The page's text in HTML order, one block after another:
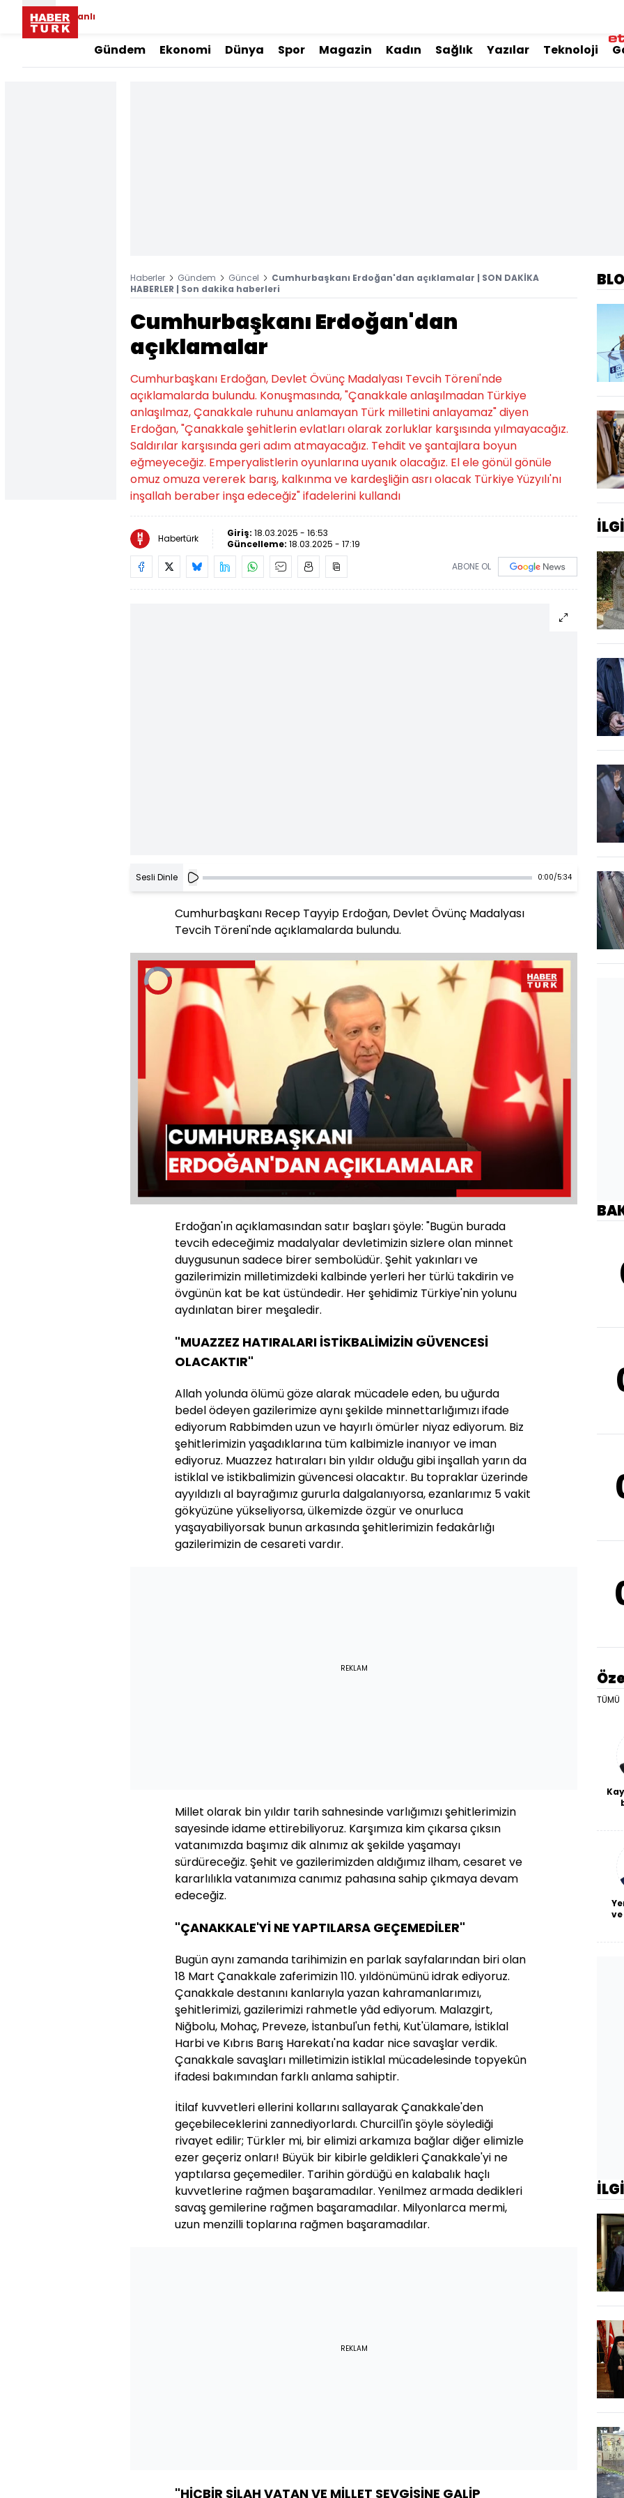
Canlı
Gündem Ekonomi Dünya Spor Magazin Kadın Sağlık Yazılar Teknoloji
Haberler Gündem Güncel
Cumhurbaşkanı Erdoğan'dan açıklamalar | SON DAKİKA
HABERLER | Son dakika haberleri
Cumhurbaşkanı Erdoğan'dan
açıklamalar
Cumhurbaşkanı Erdoğan, Devlet Övünç Madalyası Tevcih Töreni'nde
açıklamalarda bulundu. Konuşmasında, "Çanakkale anlaşılmadan Türkiye
anlaşılmaz, Çanakkale ruhunu anlamayan Türk milletini anlayamaz" diyen
Erdoğan, "Çanakkale şehitlerin evlatları olarak zorluklar karşısında yılmayacağız.
Saldırılar karşısında geri adım atmayacağız. Tehdit ve şantajlara boyun
eğmeyeceğiz. Emperyalistlerin oyunlarına uyanık olacağız. El ele gönül gönüle
omuz omuza vererek barış, kalkınma ve kardeşliğin asrı olacak Türkiye Yüzyılı'nı
inşallah beraber inşa edeceğiz" ifadelerini kullandı
Habertürk Giriş: 18.03.2025 - 16:53
Güncelleme: 18.03.2025 - 17:19
ABONE OL
Sesli Dinle 0:00/5:34
Cumhurbaşkanı Recep Tayyip Erdoğan, Devlet Övünç Madalyası
Tevcih Töreni'nde açıklamalarda bulundu.
Video
Oynatıcısı
Aç
Yüklendi:
Oynatma
Hızı
Erdoğan'ın açıklamasından satır başları şöyle: "Bugün burada
tevcih edeceğimiz madalyalar devletimizin sizlere olan minnet
duygusunun sadece birer sembolüdür. Şehit yakınları ve
gazilerimizin milletimizdeki kalbinde yerleri her türlü takdirin ve
övgünün kat be kat üstündedir. Her şehidimiz Türkiye'nin yolunu
aydınlatan birer meşaledir.
"MUAZZEZ HATIRALARI İSTİKBALİMİZİN GÜVENCESİ
OLACAKTIR"
Allah yolunda ölümü göze alarak mücadele eden, bu uğurda
bedel ödeyen gazilerimize aynı şekilde minnettarlığımızı ifade
ediyorum Rabbimden uzun ve hayırlı ömürler niyaz ediyorum. Biz
şehitlerimizin yaşadıklarına tüm kalbimizle inanıyor ve iman
ediyoruz. Muazzez hatıraları bin yıldır olduğu gibi inşallah yarın da
istiklal ve istikbalimizin güvencesi olacaktır. Bu topraklar üzerinde
ayyıldızlı al bayrağımız gururla dalgalanıyorsa, ezanlarımız 5 vakit
gökyüzüne yükseliyorsa, ülkemizde özgür ve onurluca
yaşayabiliyorsak bunun arkasında şehitlerimizin fedakârlığı
gazilerimizin de cesareti vardır.
REKLAM
Millet olarak bin yıldır tarih sahnesinde varlığımızı şehitlerimizin
sayesinde idame ettirebiliyoruz. Karşımıza kim çıkarsa çıksın
vatanımızda başımız dik alnımız ak şekilde yaşamayı
sürdüreceğiz. Şehit ve gazilerimizden aldığımız ilham, cesaret ve
kararlılıkla vatanımıza canımız pahasına sahip çıkmaya devam
edeceğiz.
"ÇANAKKALE'Yİ NE YAPTILARSA GEÇEMEDİLER"
Bugün aynı zamanda tarihimizin en parlak sayfalarından biri olan
18 Mart Çanakkale zaferimizin 110. yıldönümünü idrak ediyoruz.
Çanakkale destanını kanlarıyla yazan kahramanlarımızı,
şehitlerimizi, gazilerimizi rahmetle yâd ediyorum. Malazgirt,
Niğbolu, Mohaç, Preveze, İstanbul'un fethi, Kut'ülamare, İstiklal
Harbi ve Kıbrıs Barış Harekatı'na kadar nice savaşlar verdik.
Çanakkale savaşları milletimizin istiklal mücadelesinde topyekûn
ifadesi bakımından farklı anlama sahiptir.
İtilaf kuvvetleri ellerini kollarını sallayarak Çanakkale'den
geçebileceklerini zannediyorlardı. Churcill'in şöyle söylediği
rivayet edilir; Türkler mi, bir elimizi arkamıza bağlar diğer elimizle
ezer geçeriz onları! Büyük bir kibirle geldikleri Çanakkale'yi ne
yaptılarsa geçemediler. Tarihin gördüğü en kalabalık haçlı
kuvvetlerine rağmen başaramadılar. Yenilmez armada dedikleri
savaş gemilerine rağmen başaramadılar. Milyonlarca mermi,
uzun menzilli toplarına rağmen başaramadılar.
REKLAM
"HİÇBİR SİLAH VATAN VE MİLLET SEVGİSİNE GALİP
TÜMÜ